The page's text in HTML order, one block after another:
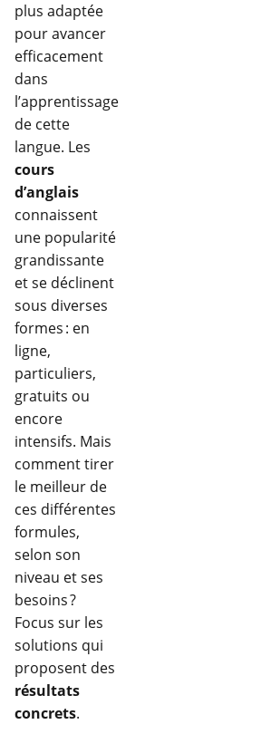
plus adaptée
pour avancer
efficacement
dans
l’apprentissage
de cette
langue. Les
cours
d’anglais
connaissent
une popularité
grandissante
et se déclinent
sous diverses
formes : en
ligne,
particuliers,
gratuits ou
encore
intensifs. Mais
comment tirer
le meilleur de
ces différentes
formules,
selon son
niveau et ses
besoins ?
Focus sur les
solutions qui
proposent des
résultats
concrets.